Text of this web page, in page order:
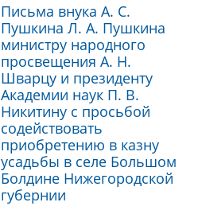
Письма внука А. С.
Пушкина Л. А. Пушкина
министру народного
просвещения А. Н.
Шварцу и президенту
Академии наук П. В.
Никитину с просьбой
содействовать
приобретению в казну
усадьбы в селе Большом
Болдине Нижегородской
губернии